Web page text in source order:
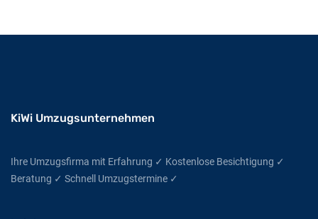
KiWi Umzugsunternehmen
Ihre Umzugsfirma mit Erfahrung ✓ Kostenlose Besichtigung ✓
Beratung ✓ Schnell Umzugstermine ✓